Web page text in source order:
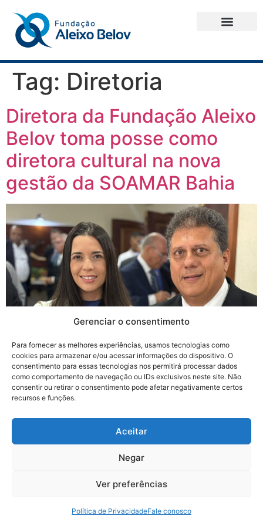
Gerenciar o consentimento
Para fornecer as melhores experiências, usamos tecnologias como
cookies para armazenar e/ou acessar informações do dispositivo. O
consentimento para essas tecnologias nos permitirá processar dados
como comportamento de navegação ou IDs exclusivos neste site. Não
consentir ou retirar o consentimento pode afetar negativamente certos
recursos e funções.
Aceitar
Negar
Ver preferências
Política de PrivacidadeFale conosco
Tag: Diretoria
Diretora da Fundação Aleixo
Belov toma posse como
diretora cultural na nova
gestão da SOAMAR Bahia
FOTO: EDGAR DE SOUZA Diretora da Fundação Aleixo
Belov toma posse como diretora cultural na nova
gestão da SOAMAR Bahia No último dia 13 de junho, a
nova diretoria da SOAMAR Bahia – Sociedade de
Amigos da Marinha – tomou posse em cerimônia
realizada na sede do II Distrito Naval, sob o comando
do Almirante […]
Política de Privacidade